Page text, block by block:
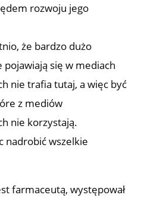
rozwoju jego
że bardzo dużo
pojawiają się w mediach
nie trafia tutaj, a więc być
z mediów
nie korzystają.
nadrobić wszelkie
farmaceutą, występował